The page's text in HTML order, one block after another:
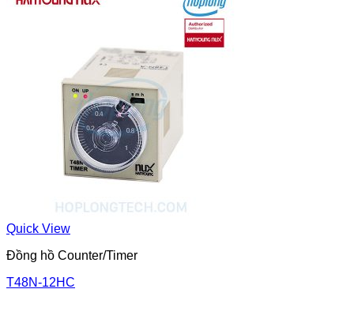
Quick View
Đồng hồ Counter/Timer
T48N-12HC